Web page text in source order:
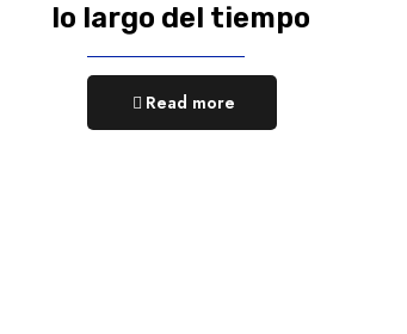
lo largo del tiempo
Read more